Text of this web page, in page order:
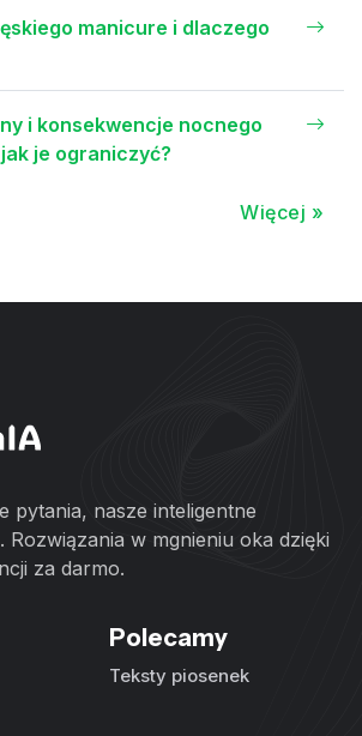
manicure i dlaczego
i konsekwencje nocnego
je ograniczyć?
Więcej »
pytania, nasze inteligentne
Rozwiązania w mgnieniu oka dzięki
za darmo.
Polecamy
Teksty piosenek